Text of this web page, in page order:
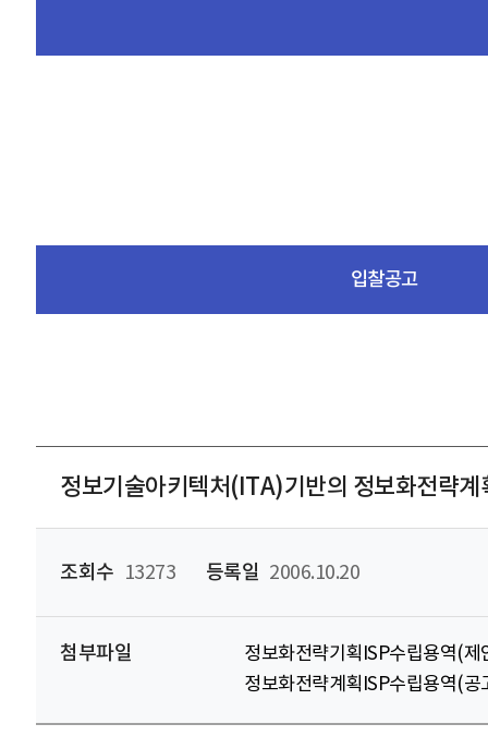
입찰공고
정보기술아키텍처(ITA)기반의 정보화전략
조회수 13273 등록일 2006.10.20
첨부파일
정보화전략기획ISP수립용역(
정보화전략계획ISP수립용역(